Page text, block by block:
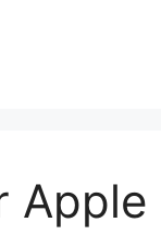
Apple